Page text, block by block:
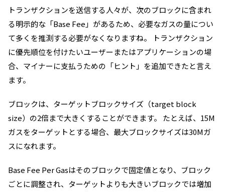
トランザクションを送信する人々が、次のブロックに含まれ
る明示的な「Base Fee」があるため、必要なガスの量につい
て多くを推測する必要がなくなりますね。 トランザクション
に優先順位を付けたいユーザーまたはアプリケーションの場
合、マイナーに支払うための「ヒント」を追加できたと言え
ます。
ブロックは、ターゲットブロックサイズ（target block
size）の2倍まで大きくすることができます。 たとえば、15M
ガスをターゲットとする場合、最大ブロックサイズは30Mガ
スになれます。
Base Fee Per Gasはそのブロックで固定値となり、ブロック
ごとに調整され、ターゲットよりも大きいブロックでは増加